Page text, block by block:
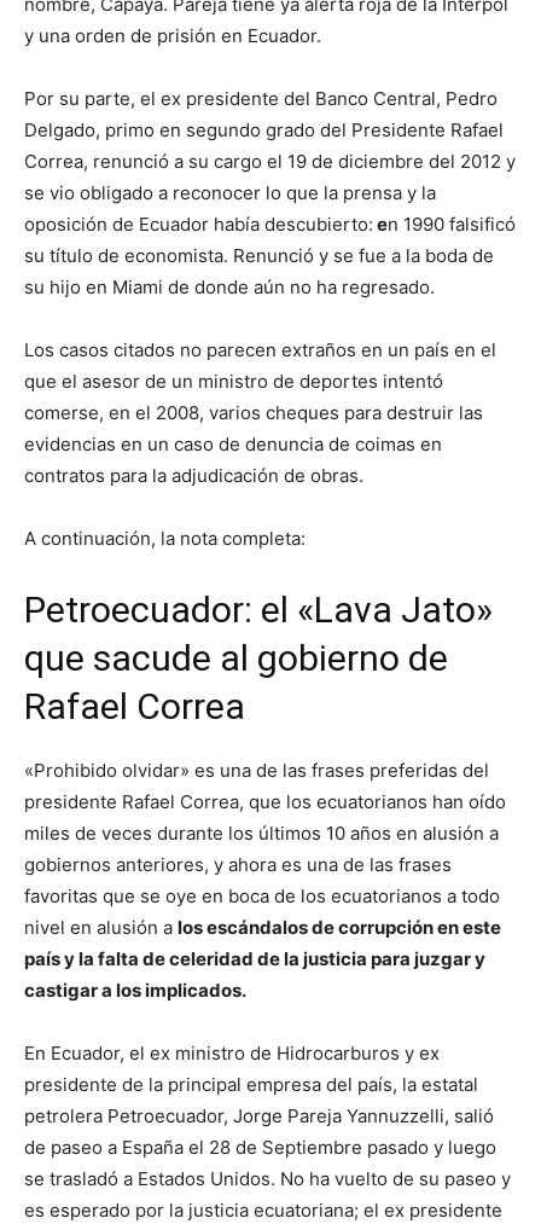
nombre, Capaya. Pareja tiene ya alerta roja de la Interpol
y una orden de prisión en Ecuador.
Por su parte, el ex presidente del Banco Central, Pedro
Delgado, primo en segundo grado del Presidente Rafael
Correa, renunció a su cargo el 19 de diciembre del 2012 y
se vio obligado a reconocer lo que la prensa y la
oposición de Ecuador había descubierto: en 1990 falsificó
su título de economista. Renunció y se fue a la boda de
su hijo en Miami de donde aún no ha regresado.
Los casos citados no parecen extraños en un país en el
que el asesor de un ministro de deportes intentó
comerse, en el 2008, varios cheques para destruir las
evidencias en un caso de denuncia de coimas en
contratos para la adjudicación de obras.
A continuación, la nota completa:
Petroecuador: el «Lava Jato»
que sacude al gobierno de
Rafael Correa
«Prohibido olvidar» es una de las frases preferidas del
presidente Rafael Correa, que los ecuatorianos han oído
miles de veces durante los últimos 10 años en alusión a
gobiernos anteriores, y ahora es una de las frases
favoritas que se oye en boca de los ecuatorianos a todo
nivel en alusión a los escándalos de corrupción en este
país y la falta de celeridad de la justicia para juzgar y
castigar a los implicados.
En Ecuador, el ex ministro de Hidrocarburos y ex
presidente de la principal empresa del país, la estatal
petrolera Petroecuador, Jorge Pareja Yannuzzelli, salió
de paseo a España el 28 de Septiembre pasado y luego
se trasladó a Estados Unidos. No ha vuelto de su paseo y
es esperado por la justicia ecuatoriana; el ex presidente